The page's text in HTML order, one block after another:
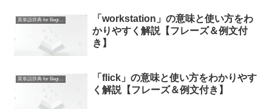
英単語辞典 for Beginners
「workstation」の意味と使い方をわ
かりやすく解説【フレーズ＆例文付
き】
英単語辞典 for Beginners
「flick」の意味と使い方をわかりやす
く解説【フレーズ＆例文付き】